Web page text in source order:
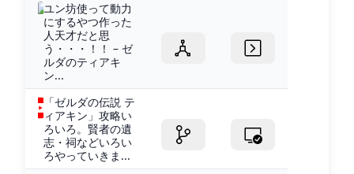
ユン坊使って動力
にするやつ作った
人天才だと思
う・・・！！ – ゼ
ルダのティアキ
ン...
「ゼルダの伝説 テ
ィアキン」攻略い
ろいろ。賢者の遺
志・祠などいろい
ろやっていきま...